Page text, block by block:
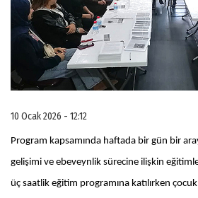
10 Ocak 2026 - 12:12
Program kapsamında haftada bir gün bir
gelişimi ve ebeveynlik sürecine ilişkin
üç saatlik eğitim programına katılırken